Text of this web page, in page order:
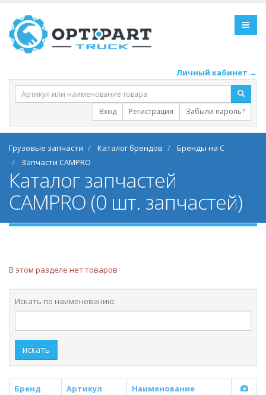
Личный кабинет →
Вход Регистрация Забыли пароль?
Грузовые запчасти Каталог брендов
Бренды на C
Запчасти CAMPRO
Каталог запчастей
CAMPRO (0 шт. запчастей)
В этом разделе нет товаров
Искать по наименованию:
искать
Бренд Артикул Наименование